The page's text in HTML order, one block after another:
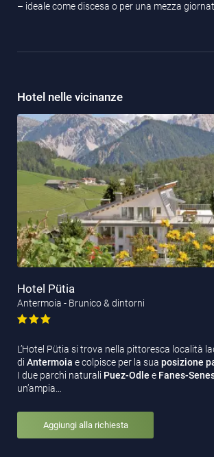
– ideale come discesa o per una mezza
Hotel nelle vicinanze
Hotel Pütia
Antermoia - Brunico & dintorni
L’Hotel Pütia si trova nella pittoresca località
di Antermoia e colpisce per la sua posizione
I due parchi naturali Puez-Odle e Fanes-
un’ampia…
Aggiungi alla richiesta